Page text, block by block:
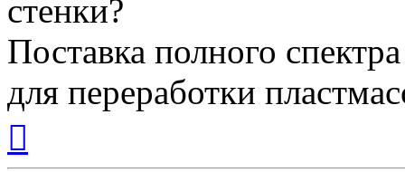
стенки?
Поставка полного
для переработки
началу